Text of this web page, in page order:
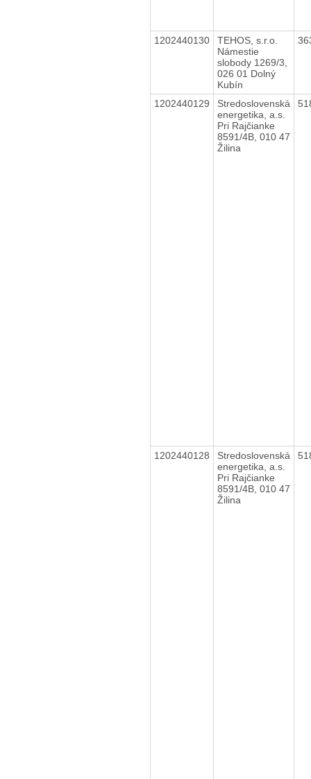
1202440130
TEHOS, s.r.o.
Námestie
slobody 1269/3,
026 01 Dolný
Kubín
1202440129
Stredoslovenská
energetika, a.s.
Pri Rajčianke
8591/4B, 010 47
Žilina
1202440128
Stredoslovenská
energetika, a.s.
Pri Rajčianke
8591/4B, 010 47
Žilina